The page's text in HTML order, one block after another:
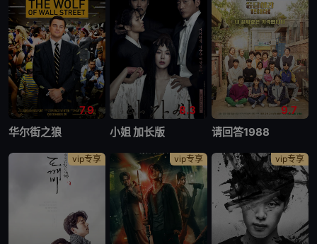
7.9
华尔街之狼
8.3
小姐 加长版
9.7
请回答1988
vip专享 vip专享 vip专享